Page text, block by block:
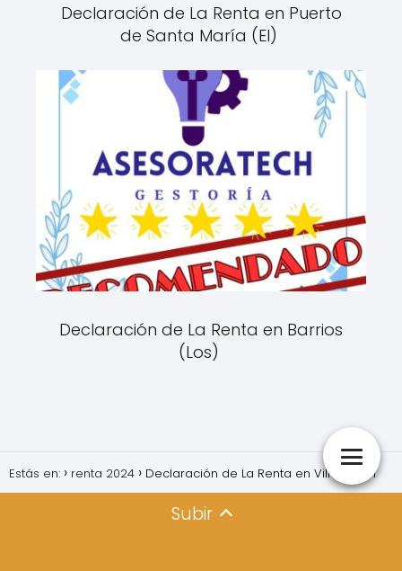
Declaración de La Renta en Puerto
de Santa María (El)
Declaración de La Renta en Barrios
(Los)
Estás en: renta 2024 Declaración de La Renta en Villamartín
Subir